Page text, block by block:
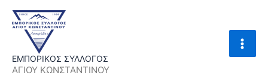
Skip
content
ΕΜΠΟΡΙΚΟΣ ΣΥΛΛΟΓΟΣ
ΑΓΙΟΥ ΚΩΝΣΤΑΝΤΙΝΟΥ